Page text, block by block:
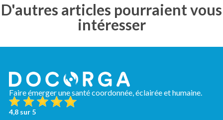
D'autres articles pourraient vous
intéresser
Faire émerger une santé coordonnée, éclairée et humaine.
4,8 sur 5